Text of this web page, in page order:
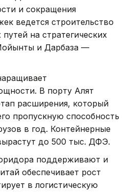
и сокращения
ведется строительство
на стратегических
и Дарбаза —
В порту Алят
расширения, который
пропускную способность
в год. Контейнерные
до 500 тыс. ДФЭ.
поддерживают и
обеспечивает рост
в логистическую